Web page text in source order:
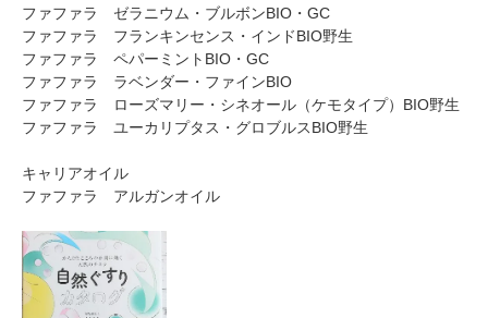
ファファラ ゼラニウム・ブルボンBIO・GC
ファファラ フランキンセンス・インドBIO野生
ファファラ ペパーミントBIO・GC
ファファラ ラベンダー・ファインBIO
ファファラ ローズマリー・シネオール（ケモタイプ）BIO野生
ファファラ ユーカリプタス・グロブルスBIO野生
キャリアオイル
ファファラ アルガンオイル